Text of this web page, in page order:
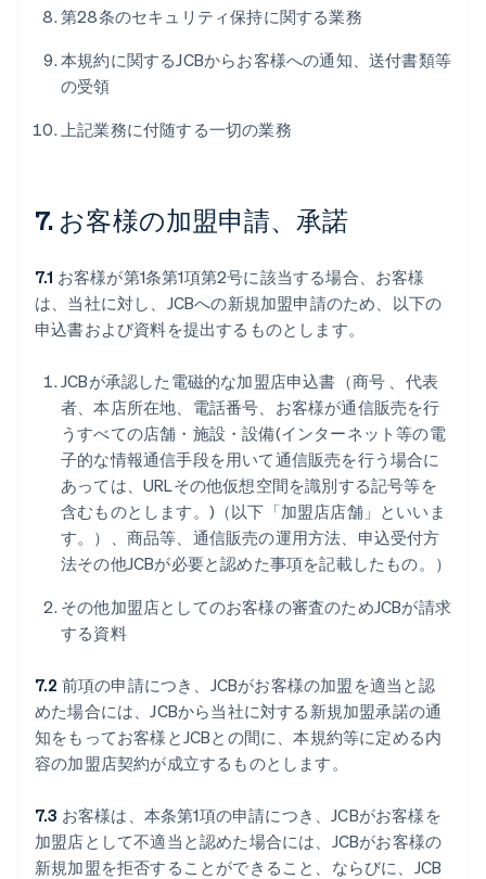
第28条のセキュリティ保持に関する業務
本規約に関するJCBからお客様への通知、送付書類等
の受領
上記業務に付随する一切の業務
7. お客様の加盟申請、承諾
7.1 お客様が第1条第1項第2号に該当する場合、お客様
は、当社に対し、JCBへの新規加盟申請のため、以下の
申込書および資料を提出するものとします。
JCBが承認した電磁的な加盟店申込書（商号 、代表
者、本店所在地、電話番号、お客様が通信販売を行
うすべての店舗・施設・設備(インターネット等の電
子的な情報通信手段を用いて通信販売を行う場合に
あっては、URLその他仮想空間を識別する記号等を
含むものとします。)（以下「加盟店店舗」といいま
す。）、商品等、通信販売の運用方法、申込受付方
法その他JCBが必要と認めた事項を記載したもの。）
その他加盟店としてのお客様の審査のためJCBが請求
する資料
7.2 前項の申請につき、JCBがお客様の加盟を適当と認
めた場合には、JCBから当社に対する新規加盟承諾の通
知をもってお客様とJCBとの間に、本規約等に定める内
容の加盟店契約が成立するものとします。
7.3 お客様は、本条第1項の申請につき、JCBがお客様を
加盟店として不適当と認めた場合には、JCBがお客様の
新規加盟を拒否することができること、ならびに、JCB